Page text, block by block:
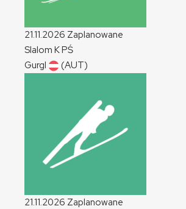
21.11.2026 Zaplanowane
Slalom KPŚ
Gurgl
(AUT)
21.11.2026 Zaplanowane